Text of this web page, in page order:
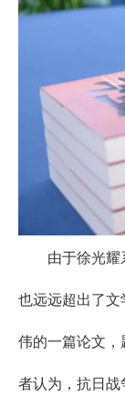
由于徐光耀系
也远远超出了文
伟的一篇论文
者认为，抗日